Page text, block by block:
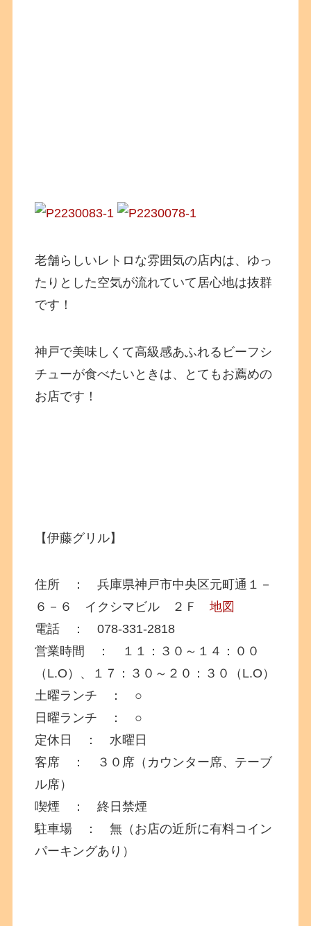
老舗らしいレトロな雰囲気の店内は、ゆっ
たりとした空気が流れていて居心地は抜群
です！
神戸で美味しくて高級感あふれるビーフシ
チューが食べたいときは、とてもお薦めの
お店です！
【伊藤グリル】
住所 ： 兵庫県神戸市中央区元町通１－
６－６ イクシマビル ２Ｆ地図
電話 ： 078-331-2818
営業時間 ： １１：３０～１４：００
（L.O）、１７：３０～２０：３０（L.O）
土曜ランチ ： ○
日曜ランチ ： ○
定休日 ： 水曜日
客席 ： ３０席（カウンター席、テーブ
ル席）
喫煙 ： 終日禁煙
駐車場 ： 無（お店の近所に有料コイン
パーキングあり）